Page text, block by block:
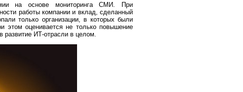
на основе мониторинга СМИ. При
работы компании и вклад, сделанный
только организации, в которых были
этом оценивается не только повышение
ИТ-отрасли в целом.